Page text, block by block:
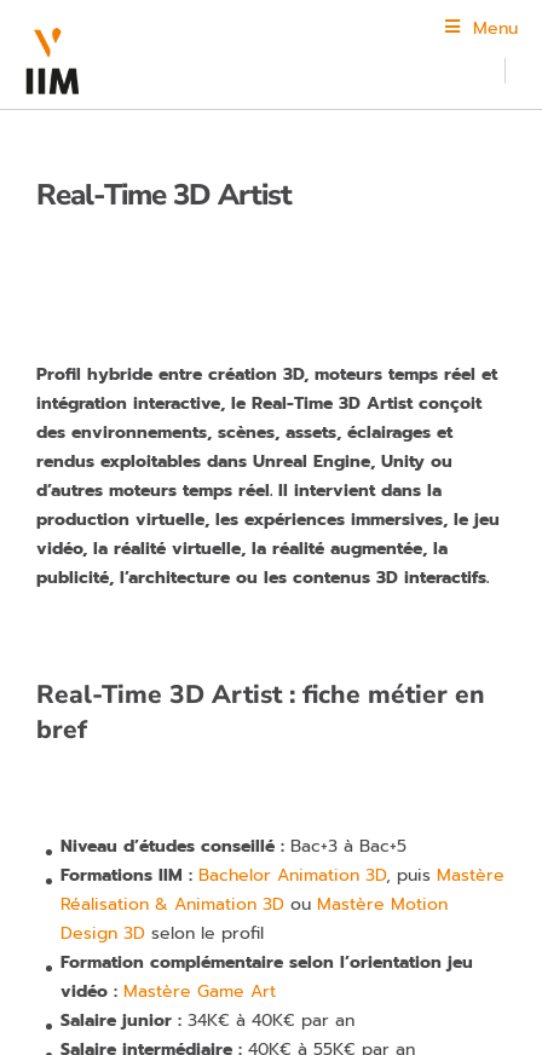
Menu
Real-Time 3D Artist
Profil hybride entre création 3D, moteurs temps réel et
intégration interactive, le Real-Time 3D Artist conçoit
des environnements, scènes, assets, éclairages et
rendus exploitables dans Unreal Engine, Unity ou
d’autres moteurs temps réel. Il intervient dans la
production virtuelle, les expériences immersives, le jeu
vidéo, la réalité virtuelle, la réalité augmentée, la
publicité, l’architecture ou les contenus 3D interactifs.
Real-Time 3D Artist : fiche métier en
bref
Niveau d’études conseillé : Bac+3 à Bac+5
Formations IIM : Bachelor Animation 3D, puis Mastère
Réalisation & Animation 3D ou Mastère Motion
Design 3D selon le profil
Formation complémentaire selon l’orientation jeu
vidéo : Mastère Game Art
Salaire junior : 34K€ à 40K€ par an
Salaire intermédiaire : 40K€ à 55K€ par an